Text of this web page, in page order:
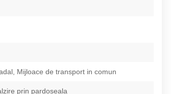
Mijloace de transport in comun
prin pardoseala